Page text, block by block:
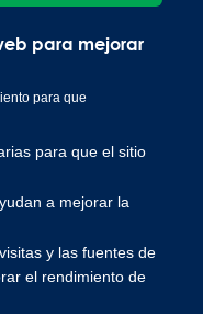
para mejorar
para que
para que el sitio
a mejorar la
y las fuentes de
el rendimiento de